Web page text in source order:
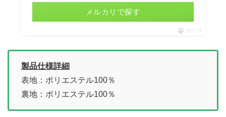
メルカリで探す
ポチップ
製品仕様詳細
表地：ポリエステル100％
裏地：ポリエステル100％